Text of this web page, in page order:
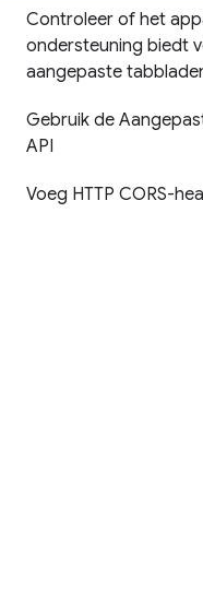
Controleer of het
ondersteuning biedt
aangepaste
Gebruik de
API
Voeg HTTP CORS-
Zie openstaande
openstaande